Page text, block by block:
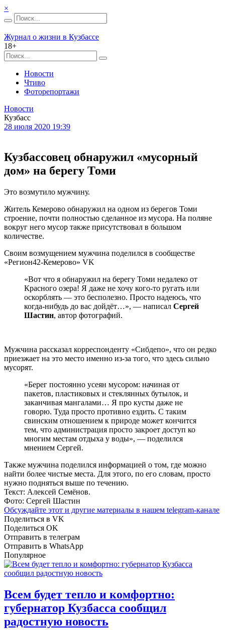
×
Журнал о жизни в Кузбассе
18+
Новости
Чтиво
Фоторепортажи
Новости
Кузбасс
28 июля 2020 19:39
Кузбассовец обнаружил «мусорный
дом» на берегу Томи
Это возмутило мужчину.
Житель Кемерово обнаружил на одном из берегов Томи
строение, почти полностью сделанное из мусора. На поляне
вокруг него мусор также присутствовал в большом
количестве.
Своим возмущением мужчина поделился в сообществе
«Регион42-Кемерово» VK
«Вот что я обнаружил на берегу Томи недалеко от
Красного озера! Я даже не хочу кого-то ругать или
оскорблять — это бесполезно. Просто надеюсь, что
когда-нибудь до вас дойдёт…», — написал Сергей
Шастин, автор фотографий.
Мужчина рассказал корреспонденту «Сибдепо», что он редко
приезжает на это место именно из-за того, что здесь сильно
мусорят.
«Берег постоянно усеян мусором: начиная от
пакетов, пластиковых и стеклянных бутылок, и
заканчивая мангалами… Я про кусты даже не
говорю. Туда просто противно ездить. С таким
свинским отношением к природе может кончится
тем, что администрация просто закроет доступ ко
многим местам отдыха у воды», — поделился
мнением Сергей.
Также мужчина поделился информацией о том, где можно
найти более чистые места. Для этого, по его словам, просто
нужно подняться выше по течению.
Текст: Алексей Семёнов.
Фото: Сергей Шастин
Обсуждайте этот и другие материалы в нашем telegram-канале
Поделиться в VK
Поделиться OK
Отправить в телеграм
Отправить в WhatsApp
Популярное
Всем будет тепло и комфортно:
губернатор Кузбасса сообщил
радостную новость